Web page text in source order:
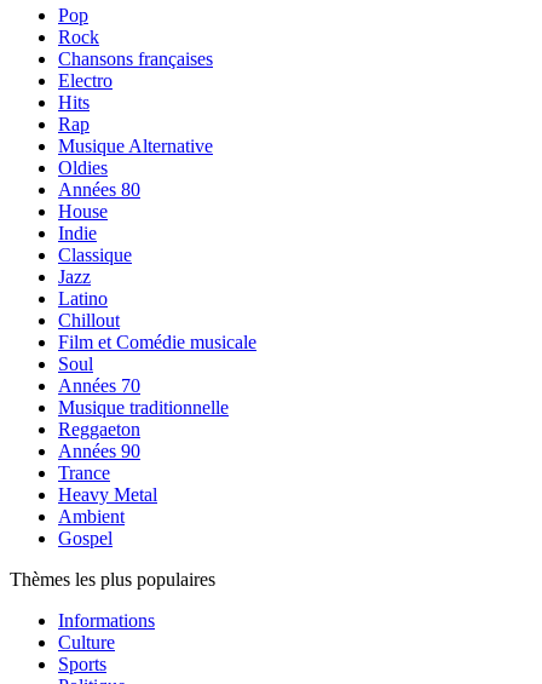
Pop
Rock
Chansons françaises
Electro
Hits
Rap
Musique Alternative
Oldies
Années 80
House
Indie
Classique
Jazz
Latino
Chillout
Film et Comédie musicale
Soul
Années 70
Musique traditionnelle
Reggaeton
Années 90
Trance
Heavy Metal
Ambient
Gospel
Thèmes les plus populaires
Informations
Culture
Sports